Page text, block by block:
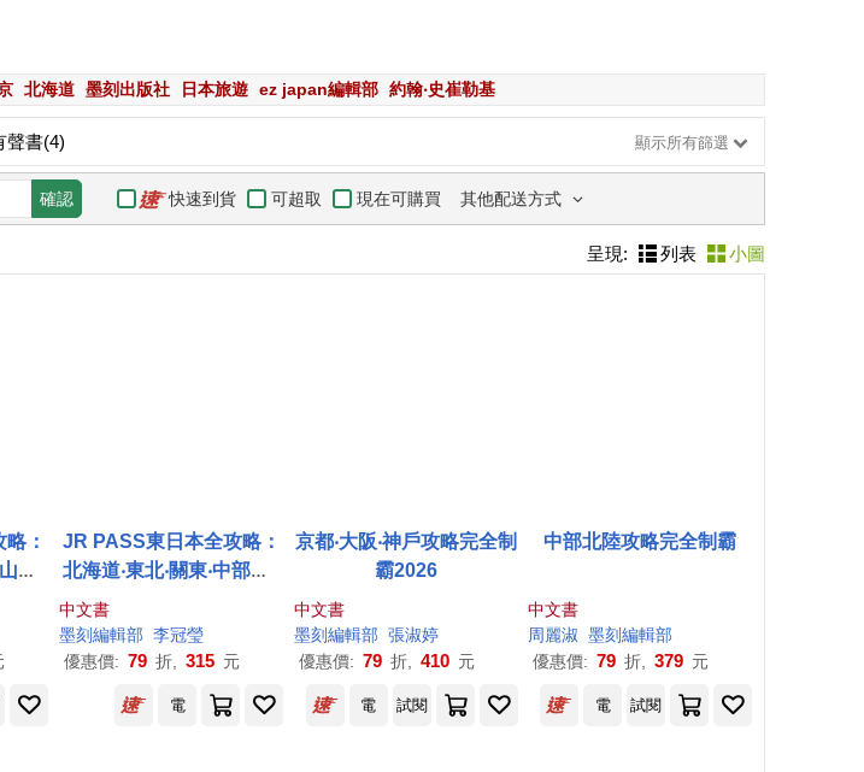
北海道 墨刻出版社 日本旅遊 ez japan編輯部 約翰‧史崔勒基
聲書(4) 顯示所有篩選
確認 快速到貨 可超取 現在可購買 其他配送方式
呈現: 列表 小圖
：
陽‧
PA
照
JR PASS東日本全攻略：
北海道‧東北‧關東‧中部，4
大區域x11種PASSx16條
行程，選對票照著走一書
搞定
中文書
墨刻編輯部 李冠瑩
優惠價: 79 折, 315 元
京都‧大阪‧神戶攻略完全制
霸2026
中文書
墨刻編輯部 張淑婷
優惠價: 79 折, 410 元
中部北陸攻略完全制霸
中文書
周麗淑 墨刻編輯部
優惠價: 79 折, 379 元
電 電 試閱 電 試閱